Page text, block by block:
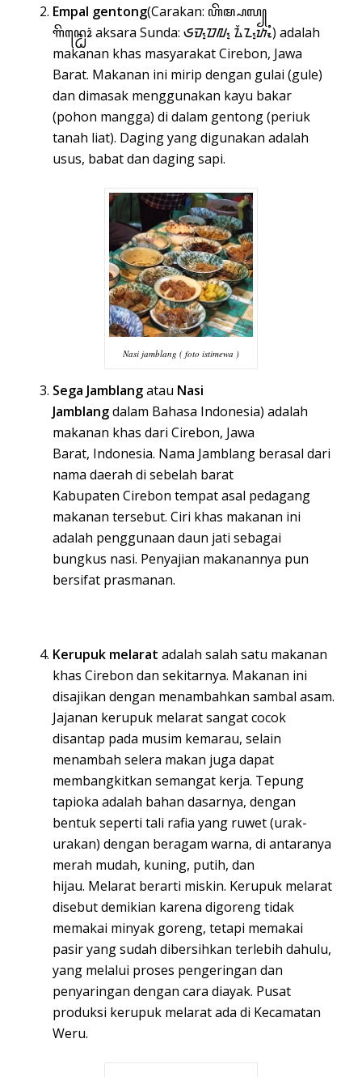
Empal gentong(Carakan: ꦲꦼꦩ꧀ꦥꦭ꧀
ꦒꦼꦤ꧀ꦛꦺꦴꦁaksara Sunda: ᮈᮙ᮪ᮕᮜ᮪ ᮍᮨᮔ᮪ᮒᮧᮀ) adalah
makanan khas masyarakatCirebon, Jawa
Barat. Makanan ini mirip dengan gulai (gule)
dan dimasak menggunakan kayu bakar
(pohon mangga) di dalam gentong (periuk
tanah liat). Daging yang digunakan adalah
usus, babat dan daging sapi.
Nasi jamblang ( foto istimewa )
Sega Jamblangatau Nasi
Jamblangdalam Bahasa Indonesia) adalah
makanan khas dari Cirebon, Jawa
Barat, Indonesia. Nama Jamblang berasal dari
nama daerah di sebelah barat
Kabupaten Cirebon tempat asal pedagang
makanan tersebut. Ciri khas makanan ini
adalah penggunaan daun jati sebagai
bungkus nasi. Penyajian makanannya pun
bersifat prasmanan.
Kerupuk melarat adalah salah satu makanan
khas Cirebon dan sekitarnya. Makanan ini
disajikan dengan menambahkan sambal asam.
Jajanan kerupuk melarat sangat cocok
disantap pada musim kemarau, selain
menambah selera makan juga dapat
membangkitkan semangat kerja. Tepung
tapioka adalah bahan dasarnya, dengan
bentuk seperti tali rafia yang ruwet (urak-
urakan) dengan beragam warna, di antaranya
merah mudah, kuning, putih, dan
hijau. Melaratberarti miskin. Kerupuk melarat
disebut demikian karena digoreng tidak
memakai minyak goreng, tetapi memakai
pasir yang sudah dibersihkan terlebih dahulu,
yang melalui proses pengeringan dan
penyaringan dengan cara diayak. Pusat
produksi kerupuk melarat ada di Kecamatan
Weru.